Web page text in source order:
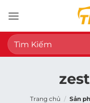
qua
nội
dung
Tìm
kiếm:
Trang chủ / Sản